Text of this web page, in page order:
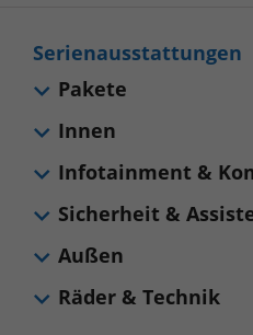
Serienausstattungen
Pakete
Innen
Infotainment &
Sicherheit &
Außen
Räder & Technik